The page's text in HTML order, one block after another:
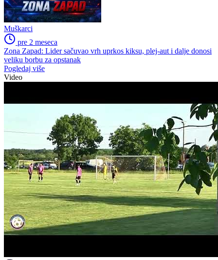
Muškarci
pre 2 meseca
Zona Zapad: Lider sačuvao vrh uprkos kiksu, plej-aut i dalje donosi
veliku borbu za opstanak
Pogledaj više
Video